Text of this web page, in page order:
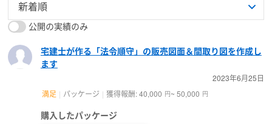
公開の実績のみ
宅建士が作る「法令順守」の販売図面＆間取り図を作成し
ます
2023年6月25日
満足
パッケージ 獲得報酬: 40,000 円~ 50,000 円
購入したパッケージ